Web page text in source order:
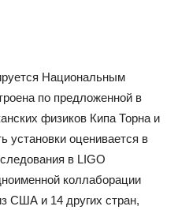
Национальным
по предложенной в
физиков Кипа Торна и
установки оценивается в
в LIGO
коллаборации
США и 14 других стран,